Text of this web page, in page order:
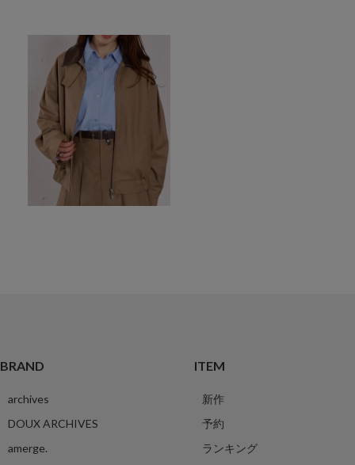
BRAND
archives
DOUX ARCHIVES
amerge.
ITEM
新作
予約
ランキング